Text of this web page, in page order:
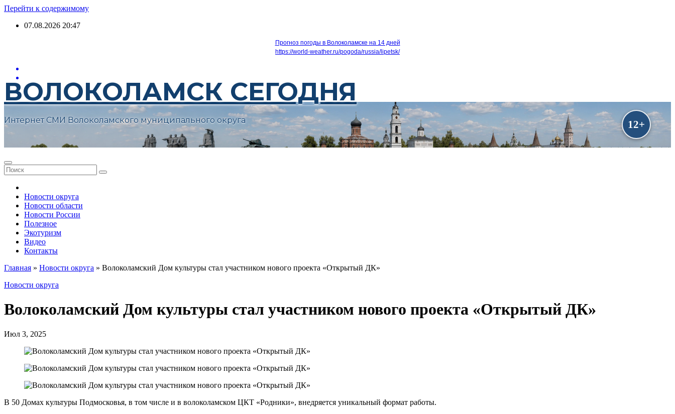
Перейти к содержимому
07.08.2026 20:47
Прогноз погоды в Волоколамске на 14 дней
https://world-weather.ru/pogoda/russia/lipetsk/
ВОЛОКОЛАМСК СЕГОДНЯ
Интернет СМИ Волоколамского муниципального округа
Новости округа
Новости области
Новости России
Полезное
Экотуризм
Видео
Контакты
Главная » Новости округа » Волоколамский Дом культуры стал участником нового проекта «Открытый ДК»
Новости округа
Волоколамский Дом культуры стал участником нового проекта «Открытый ДК»
Июл 3, 2025
В 50 Домах культуры Подмосковья, в том числе и в волоколамском ЦКТ «Родники», внедряется уникальный формат работы.